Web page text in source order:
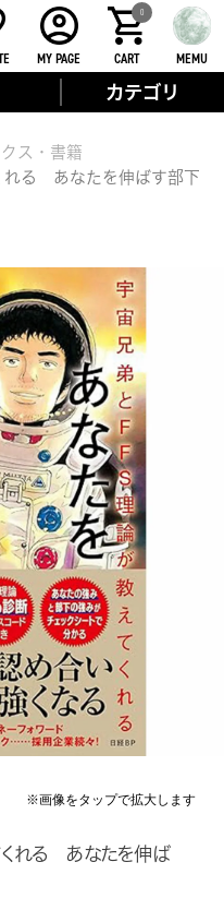
MY PAGE CART
0
MEMU
カテゴリ
ス・書籍
れる あなたを伸ばす部下
くれる あなたを伸ば